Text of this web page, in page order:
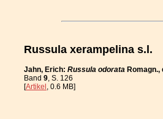
Russula xerampelina s.l.
Jahn, Erich: Russula odorata Romagn.,
Band 9, S. 126
[Artikel, 0.6 MB]